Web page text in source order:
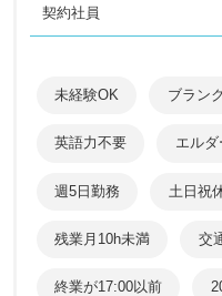
契約社員
未経験OK ブラン
英語力不要 エルダ
週5日勤務 土日祝
残業月10h未満 交
終業が17:00以前